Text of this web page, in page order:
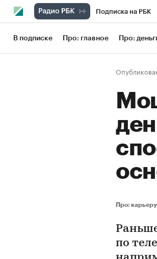
Подписка на РБК
Школа
Рынок наличной
В подписке Про: главное Про:
Про: карьеру
по